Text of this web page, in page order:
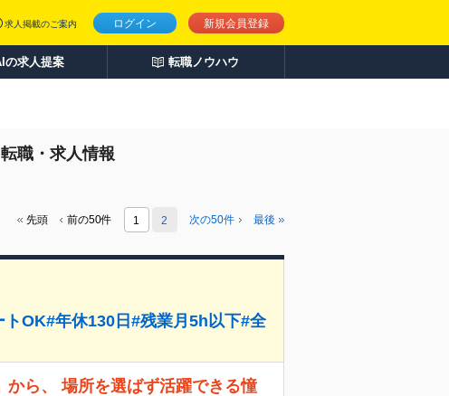
ログイン 新規会員登録
求人掲載のご案内
の求人提案 転職ノウハウ
職・求人情報
先頭 前の50件 1 2 次の50件 最後
OK#年休130日#残業月5h以下#全
から、 場所を選ばず活躍できる憧